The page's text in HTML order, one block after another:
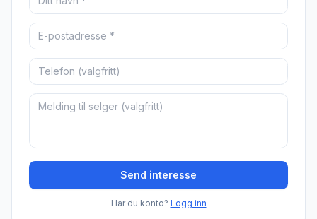
Send interesse
Har du konto? Logg inn